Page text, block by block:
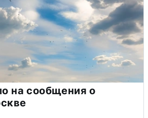
на сообщения о